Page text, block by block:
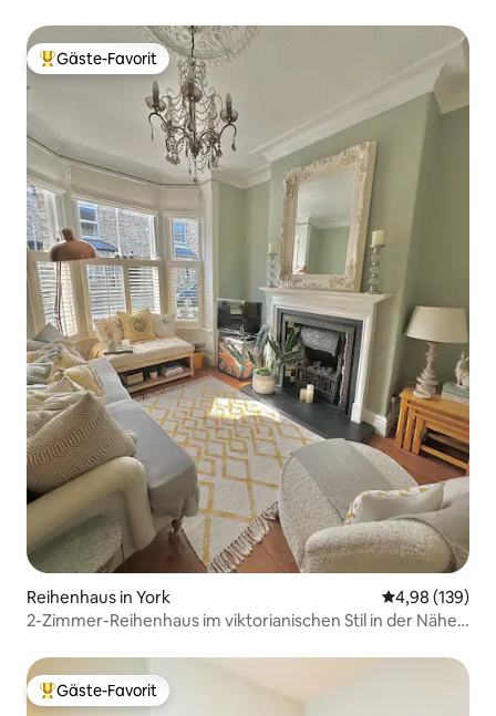
Beliebter Gäste-Favorit.
Gäste-Favorit
Reihenhaus in York
4,98 (139)
2-Zimmer-Reihenhaus im viktorianischen Stil in der Nähe
Beliebter Gäste-Favorit.
Gäste-Favorit